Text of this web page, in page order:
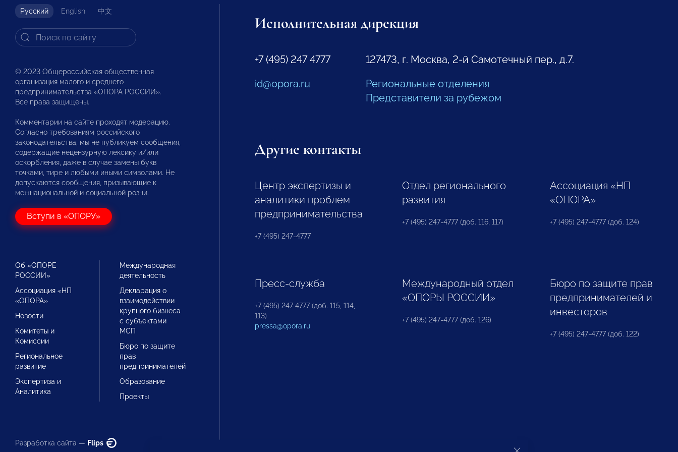
Русский English 中文
© 2023 Общероссийская общественная
организация малого и среднего
предпринимательства «ОПОРА РОССИИ».
Все права защищены.
Комментарии на сайте проходят модерацию.
Согласно требованиям российского
законодательства, мы не публикуем сообщения,
содержащие нецензурную лексику и/или
оскорбления, даже в случае замены букв
точками, тире и любыми иными символами. Не
допускаются сообщения, призывающие к
межнациональной и социальной розни.
Вступи в «ОПОРУ»
Об «ОПОРЕ
РОССИИ»
Ассоциация «НП
«ОПОРА»
Новости
Комитеты и
Комиссии
Региональное
развитие
Экспертиза и
Аналитика
Международная
деятельность
Декларация о
взаимодействии
крупного бизнеса
с субъектами
МСП
Бюро по защите
прав
предпринимателей
Образование
Проекты
Разработка сайта — Flips
Исполнительная дирекция
+7 (495) 247 4777
id@opora.ru
127473, г. Москва, 2-й Самотечный пер., д.7.
Региональные отделения
Представители за рубежом
Другие контакты
Центр экспертизы и
аналитики проблем
предпринимательства
+7 (495) 247-4777
Отдел регионального
развития
+7 (495) 247-4777 (доб. 116, 117)
Ассоциация «НП
«ОПОРА»
+7 (495) 247-4777 (доб. 124)
Пресс-служба
+7 (495) 247 4777 (доб. 115, 114,
113)
pressa@opora.ru
Международный отдел
«ОПОРЫ РОССИИ»
+7 (495) 247-4777 (доб. 126)
Бюро по защите прав
предпринимателей и
инвесторов
+7 (495) 247-4777 (доб. 122)